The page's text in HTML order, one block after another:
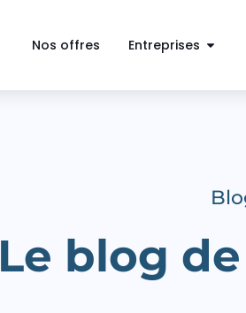
Nos offres Entreprises
Le blog